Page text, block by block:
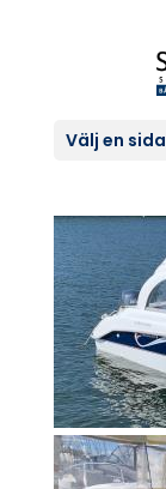
Välj en sida